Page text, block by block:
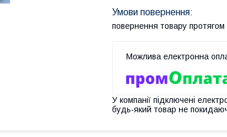
повернення товару протягом
У компанії підключені
будь-який товар не